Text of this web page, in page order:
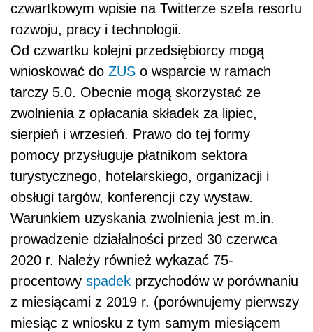
czwartkowym wpisie na Twitterze szefa resortu
rozwoju, pracy i technologii.
Od czwartku kolejni przedsiębiorcy mogą
wnioskować do ZUS o wsparcie w ramach
tarczy 5.0. Obecnie mogą skorzystać ze
zwolnienia z opłacania składek za lipiec,
sierpień i wrzesień. Prawo do tej formy
pomocy przysługuje płatnikom sektora
turystycznego, hotelarskiego, organizacji i
obsługi targów, konferencji czy wystaw.
Warunkiem uzyskania zwolnienia jest m.in.
prowadzenie działalności przed 30 czerwca
2020 r. Należy również wykazać 75-
procentowy spadek przychodów w porównaniu
z miesiącami z 2019 r. (porównujemy pierwszy
miesiąc z wniosku z tym samym miesiącem